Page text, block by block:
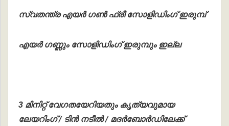
സ്വതന്ത്ര എയർ ഗൺ ഫ്രീ സോളിഡിംഗ് ഇരുമ്പ്
എയർ ഗണ്ണും സോളിഡിംഗ് ഇരുമ്പും ഇല്ല
3 മിനിറ്റ് വേഗതയേറിയതും കൃത്യവുമായ
ലേയറിംഗ് / ടിൻ നടീൽ / മദർബോർഡിലേക്ക്